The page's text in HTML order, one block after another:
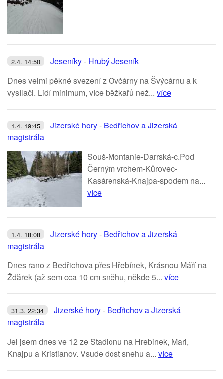
2.4. 14:50 Jeseníky- Hrubý Jeseník
Dnes velmi pěkné svezení z Ovčárny na Švýcárnu a k
vysílači. Lidí minimum, více běžkařů než... více
1.4. 19:45 Jizerské hory- Bedřichov a Jizerská
magistrála
Souš-Montanie-Darrská-c.Pod
Černým vrchem-Kůrovec-
Kasárenská-Knajpa-spodem na...
více
1.4. 18:08 Jizerské hory- Bedřichov a Jizerská
magistrála
Dnes rano z Bedřichova přes Hřebínek, Krásnou Máří na
Žďárek (až sem cca 10 cm sněhu, někde 5... více
31.3. 22:34 Jizerské hory- Bedřichov a Jizerská
magistrála
Jel jsem dnes ve 12 ze Stadionu na Hrebinek, Mari,
Knajpu a Kristianov. Vsude dost snehu a... více